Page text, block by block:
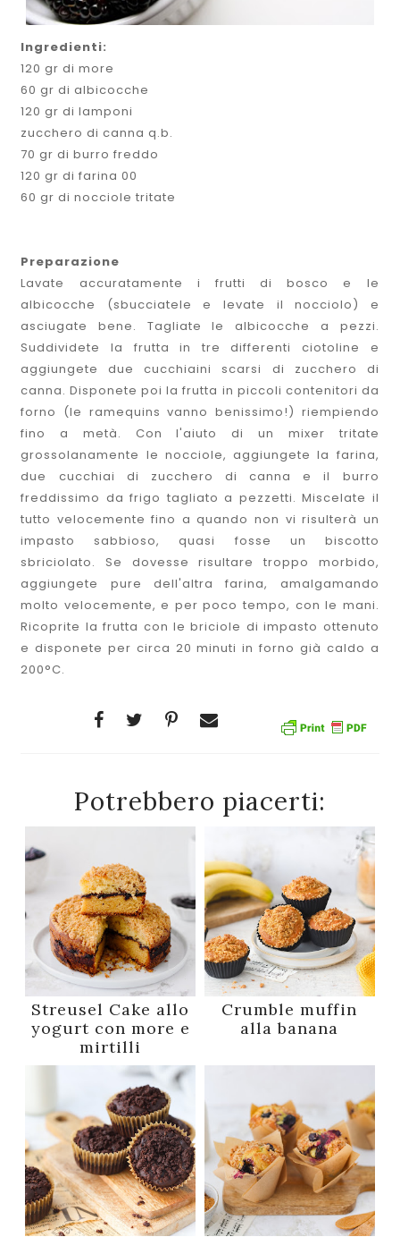
Ingredienti:
120 gr di more
60 gr di albicocche
120 gr di lamponi
zucchero di canna q.b.
70 gr di burro freddo
120 gr di farina 00
60 gr di nocciole tritate
Preparazione
Lavate accuratamente i frutti di bosco e le
albicocche (sbucciatele e levate il nocciolo) e
asciugate bene. Tagliate le albicocche a pezzi.
Suddividete la frutta in tre differenti ciotoline e
aggiungete due cucchiaini scarsi di zucchero di
canna. Disponete poi la frutta in piccoli contenitori da
forno (le ramequins vanno benissimo!) riempiendo
fino a metà. Con l'aiuto di un mixer tritate
grossolanamente le nocciole, aggiungete la farina,
due cucchiai di zucchero di canna e il burro
freddissimo da frigo tagliato a pezzetti. Miscelate il
tutto velocemente fino a quando non vi risulterà un
impasto sabbioso, quasi fosse un biscotto
sbriciolato. Se dovesse risultare troppo morbido,
aggiungete pure dell'altra farina, amalgamando
molto velocemente, e per poco tempo, con le mani.
Ricoprite la frutta con le briciole di impasto ottenuto
e disponete per circa 20 minuti in forno già caldo a
200°C.
Potrebbero piacerti:
Streusel Cake allo
yogurt con more e
mirtilli
Crumble muffin
alla banana